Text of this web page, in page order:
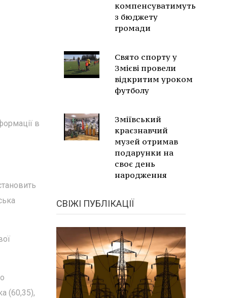
в
(60,35),
компенсуватимуть
з бюджету
громади
Свято спорту у
Змієві провели
відкритим уроком
футболу
Зміївський
краєзнавчий
музей отримав
подарунки на
своє день
народження
СВІЖІ ПУБЛІКАЦІЇ